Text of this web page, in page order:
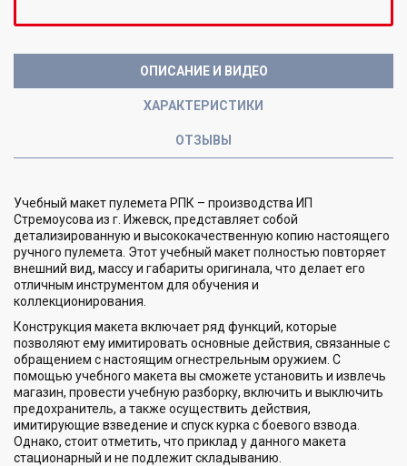
ОПИСАНИЕ И ВИДЕО
ХАРАКТЕРИСТИКИ
ОТЗЫВЫ
Учебный макет пулемета РПК – производства ИП
Стремоусова из г. Ижевск, представляет собой
детализированную и высококачественную копию настоящего
ручного пулемета. Этот учебный макет полностью повторяет
внешний вид, массу и габариты оригинала, что делает его
отличным инструментом для обучения и
коллекционирования.
Конструкция макета включает ряд функций, которые
позволяют ему имитировать основные действия, связанные с
обращением с настоящим огнестрельным оружием. С
помощью учебного макета вы сможете установить и извлечь
магазин, провести учебную разборку, включить и выключить
предохранитель, а также осуществить действия,
имитирующие взведение и спуск курка с боевого взвода.
Однако, стоит отметить, что приклад у данного макета
стационарный и не подлежит складыванию.